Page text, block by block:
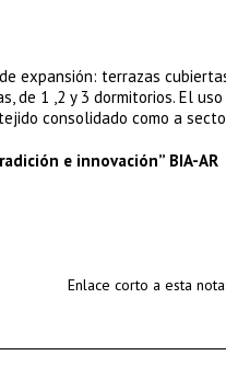
expansión: terrazas
de 1 ,2 y 3 dormitorios. El
consolidado como a
e innovación” BIA-AR
Enlace corto a esta nota: